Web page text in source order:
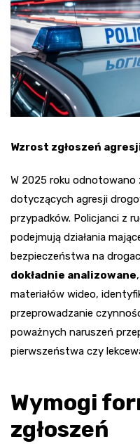
Wzrost zgłoszeń
W 2025 roku odnotowano
dotyczących agresji
przypadków. Policjanci z
podejmują działania
bezpieczeństwa na
dokładnie analizowane
materiałów wideo,
przeprowadzanie
poważnych naruszeń
pierwszeństwa czy
Wymogi
zgłoszeń